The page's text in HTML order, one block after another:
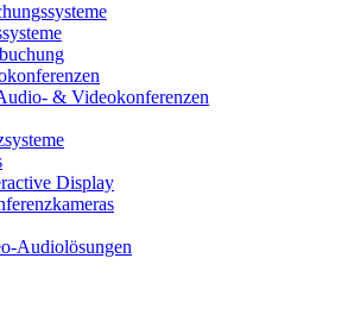
& Videokonferenzen
Display
Audiolösungen